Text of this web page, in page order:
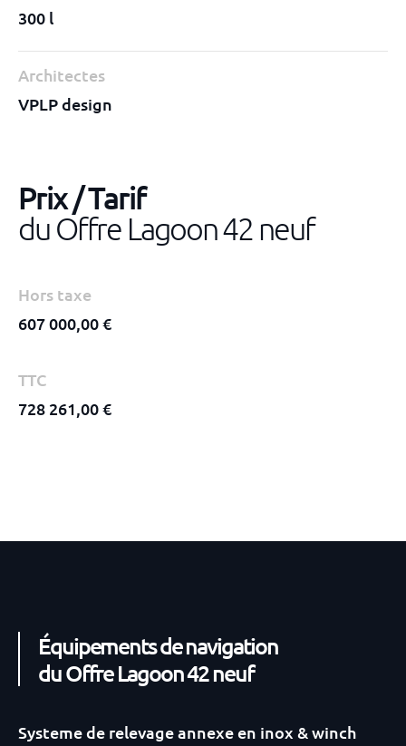
300 l
Architectes
VPLP design
Prix / Tarif
du Offre Lagoon 42 neuf
Hors taxe
607 000,00 €
TTC
728 261,00 €
Équipements de navigation
du Offre Lagoon 42 neuf
Systeme de relevage annexe en inox & winch